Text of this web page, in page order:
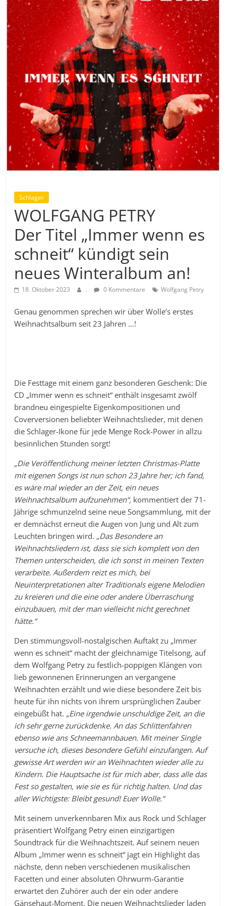
Schlager
WOLFGANG PETRY
Der Titel „Immer wenn es
schneit“ kündigt sein
neues Winteralbum an!
18. Oktober 2023 . 0 Kommentare Wolfgang Petry
Genau genommen sprechen wir über Wolle’s erstes
Weihnachtsalbum seit 23 Jahren …!
Die Festtage mit einem ganz besonderen Geschenk: Die
CD „Immer wenn es schneit“ enthält insgesamt zwölf
brandneu eingespielte Eigenkompositionen und
Coverversionen beliebter Weihnachtslieder, mit denen
die Schlager-Ikone für jede Menge Rock-Power in allzu
besinnlichen Stunden sorgt!
„Die Veröffentlichung meiner letzten Christmas-Platte
mit eigenen Songs ist nun schon 23 Jahre her; ich fand,
es wäre mal wieder an der Zeit, ein neues
Weihnachtsalbum aufzunehmen“, kommentiert der 71-
Jährige schmunzelnd seine neue Songsammlung, mit der
er demnächst erneut die Augen von Jung und Alt zum
Leuchten bringen wird. „Das Besondere an
Weihnachtsliedern ist, dass sie sich komplett von den
Themen unterscheiden, die ich sonst in meinen Texten
verarbeite. Außerdem reizt es mich, bei
Neuinterpretationen alter Traditionals eigene Melodien
zu kreieren und die eine oder andere Überraschung
einzubauen, mit der man vielleicht nicht gerechnet
hätte.“
Den stimmungsvoll-nostalgischen Auftakt zu „Immer
wenn es schneit“ macht der gleichnamige Titelsong, auf
dem Wolfgang Petry zu festlich-poppigen Klängen von
lieb gewonnenen Erinnerungen an vergangene
Weihnachten erzählt und wie diese besondere Zeit bis
heute für ihn nichts von ihrem ursprünglichen Zauber
eingebüßt hat. „Eine irgendwie unschuldige Zeit, an die
ich sehr gerne zurückdenke. An das Schlittenfahren
ebenso wie ans Schneemannbauen. Mit meiner Single
versuche ich, dieses besondere Gefühl einzufangen. Auf
gewisse Art werden wir an Weihnachten wieder alle zu
Kindern. Die Hauptsache ist für mich aber, dass alle das
Fest so gestalten, wie sie es für richtig halten. Und das
aller Wichtigste: Bleibt gesund! Euer Wolle.“
Mit seinem unverkennbaren Mix aus Rock und Schlager
präsentiert Wolfgang Petry einen einzigartigen
Soundtrack für die Weihnachtszeit. Auf seinem neuen
Album „Immer wenn es schneit“ jagt ein Highlight das
nächste, denn neben verschiedenen musikalischen
Facetten und einer absoluten Ohrwurm-Garantie
erwartet den Zuhörer auch der ein oder andere
Gänsehaut-Moment. Die neuen Weihnachtslieder laden